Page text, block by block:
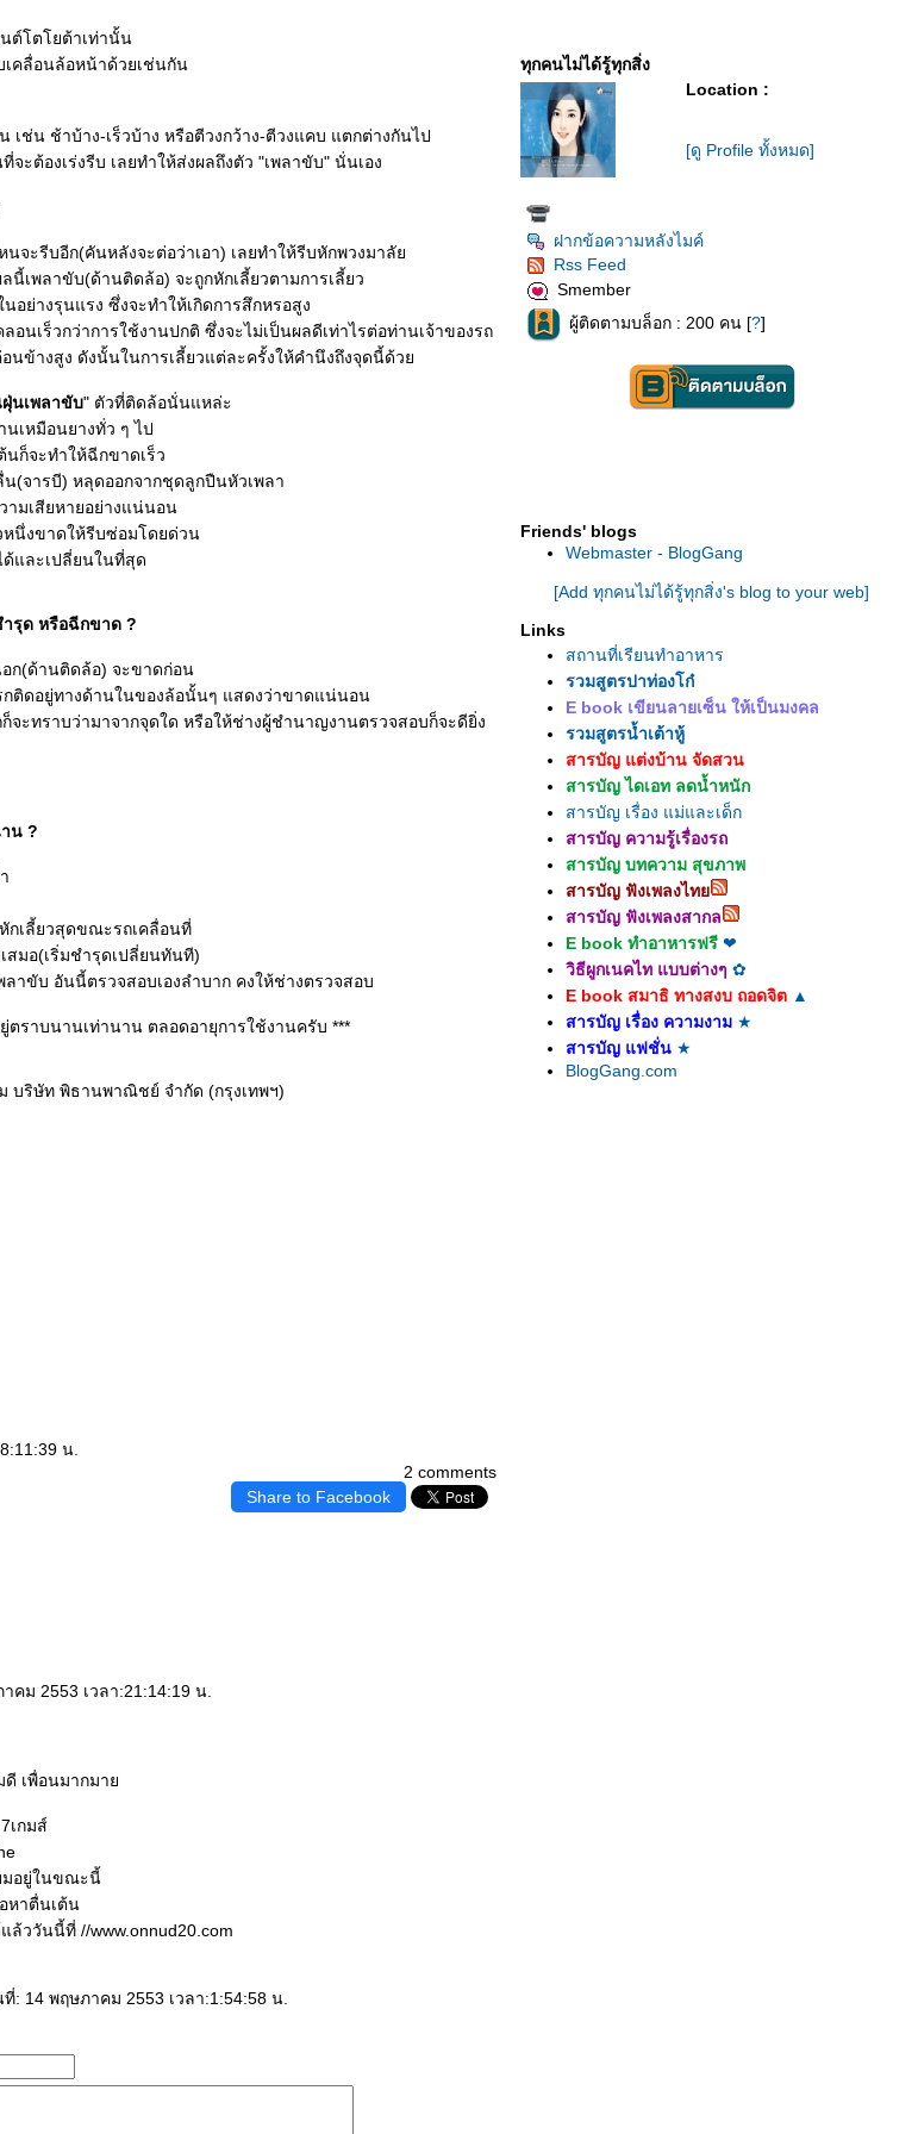
ต์โตโยต้าเท่านั้น
คลื่อนล้อหน้าด้วยเช่นกัน
ช่น ช้าบ้าง-เร็วบ้าง หรือตีวงกว้าง-ตีวงแคบ แตกต่างกันไป
ะต้องเร่งรีบ เลยทำให้ส่งผลถึงตัว "เพลาขับ" นั่นเอง
นจะรีบอีก(คันหลังจะต่อว่าเอา) เลยทำให้รีบหักพวงมาลั
นี้เพลาขับ(ด้านติดล้อ) จะถูกหักเลี้ยวตามการเลี้ยว
อย่างรุนแรง ซึ่งจะทำให้เกิดการสึกหรอสูง
อนเร็วกว่าการใช้งานปกติ ซึ่งจะไม่เป็นผลดีเท่าไรต่อท่านเจ้าของรถ
นข้างสูง ดังนั้นในการเลี้ยวแต่ละครั้งให้คำนึงถึงจุดนี้ด้ว
นเพลาขับ" ตัวที่ติดล้อนั่นแหล่ะ
เหมือนยางทั่ว ๆ ไป
ก็จะทำให้ฉีกขาดเร็ว
(จารบี) หลุดออกจากชุดลูกปืนหัวเพลา
ามเสียหายอย่างแน่นอน
หนึ่งขาดให้รีบซ่อมโดยด่วน
และเปลี่ยนในที่สุด
ำรุด หรือฉีกขาด ?
ก(ด้านติดล้อ) จะขาดก่อน
ติดอยู่ทางด้านในของล้อนั้นๆ แสดงว่าขาดแน่นอน
จะทราบว่ามาจากจุดใด หรือให้ช่างผู้ชำนาญงานตรวจสอบก็จะดียิ่ง
น ?
กเลี้ยวสุดขณะรถเคลื่อนที่
สมอ(เริ่มชำรุดเปลี่ยนทันที)
าขับ อันนี้ตรวจสอบเองลำบาก คงให้ช่างตรวจสอบ
ตราบนานเท่านาน ตลอดอายุการใช้งานครับ ***
บริษัท พิธานพาณิชย์ จำกัด (กรุงเทพฯ)
น.
2 comments
Share to Facebook
คม 2553 เวลา:21:14:19 น.
มดี เพื่อนมากมา
เกมส์
มอยู่ในขณะนี้
หาตื่นเต้น
ววันนี้ที่ //www.onnud20.com
: 14 พฤษภาคม 2553 เวลา:1:54:58 น.
ทุกคนไม่ได้รู้ทุกสิ่ง
Location :
[ดู Profile ทั้งหมด]
ฝากข้อความหลังไมค์
Rss Feed
Smember
ผู้ติดตามบล็อก : 200 คน [?]
Friends' blogs
Webmaster - BlogGang
[Add ทุกคนไม่ได้รู้ทุกสิ่ง's blog to your web]
Links
สถานที่เรียนทำอาหาร
รวมสูตรปาท่องโก๋
E book เขียนลายเซ็น ให้เป็นมงคล
รวมสูตรน้ำเต้าหู้
สารบัญ แต่งบ้าน จัดสวน
สารบัญ ไดเอท ลดน้ำหนัก
สารบัญ เรื่อง แม่และเด็ก
สารบัญ ความรู้เรื่องรถ
สารบัญ บทความ สุขภาพ
สารบัญ ฟังเพลงไท
สารบัญ ฟังเพลงสากล
E book ทำอาหารฟรี ❤
วิธีผูกเนคไท แบบต่างๆ ✿
E book สมาธิ ทางสงบ ถอดจิต ▲
สารบัญ เรื่อง ความงาม ★
สารบัญ แฟชั่น ★
BlogGang.com